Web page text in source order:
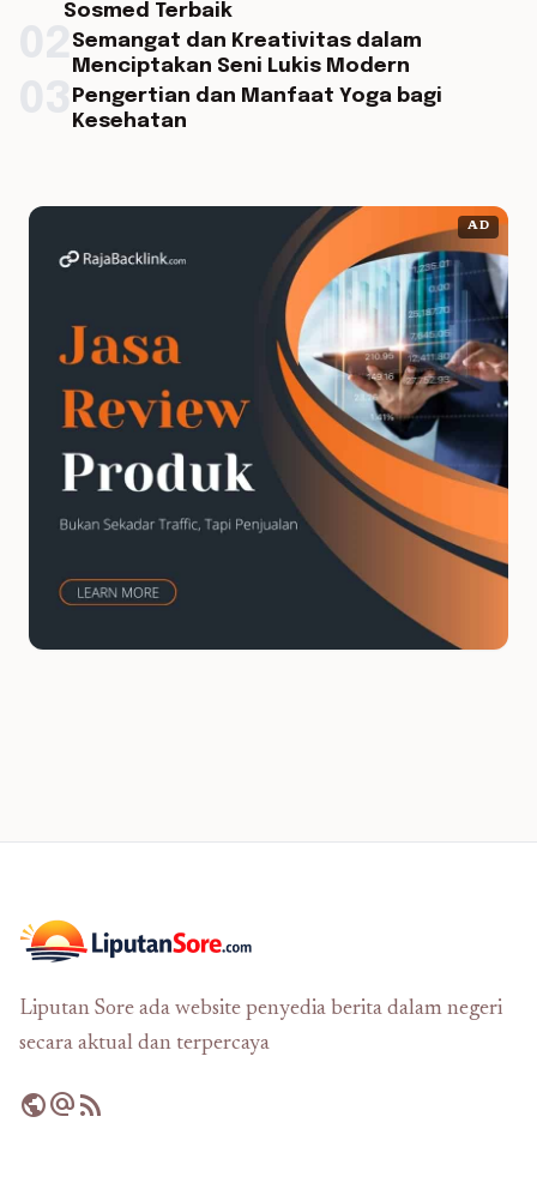
Sosmed Terbaik
Semangat dan Kreativitas dalam
Menciptakan Seni Lukis Modern
Pengertian dan Manfaat Yoga bagi
Kesehatan
AD
Liputan Sore ada website penyedia berita dalam negeri
secara aktual dan terpercaya
publicalternate_emailrss_feed